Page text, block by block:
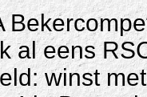
al eens
winst